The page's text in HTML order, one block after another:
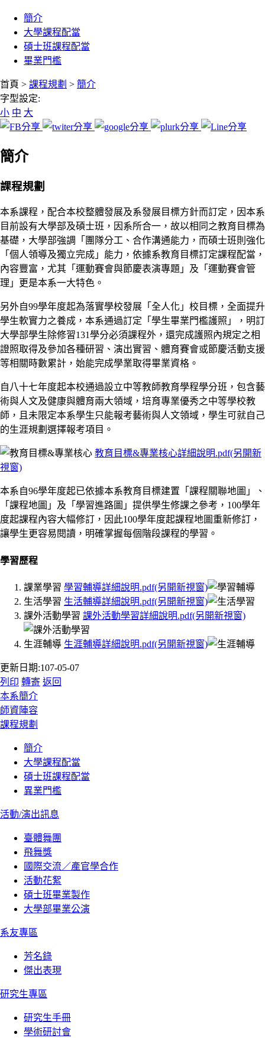
簡介
大學課程配當
碩士班課程配當
畢業門檻
:::
首頁 > 課程規劃 > 簡介
字型設定:
小 中 大
簡介
課程規劃
本系課程，配合本校整體發展及系發展目標方針而訂定，因本系
目前設有大學部及碩士班，因系所合一，故以相同之教育目標為
基礎，大學部強調「團隊分工、合作溝通能力，而碩士班則強化
「個人領導及獨立完成」能力，依據系教育目標訂定課程配當，
內容豐富，尤其「運動賽會與節慶表演專題」及「運動賽會管
理」更是本系一大特色。
另外自99學年度起為落實學校發展「全人化」校目標，全面提升
學生軟實力之養成，本系通過訂定「學生畢業門檻護照」，明訂
大學部學生除修習131學分必須課程外，還完成護照內規定之相
證照取得及參加各種研習、演出實習、體育賽會或節慶活動支援
等相關時數累計，始能完成學業取得畢業資格。
自八十七年度起本校通過設立中等教師教育學程學分班，包含藝
術與人文及健康與體育兩大領域，培育專業優秀之中等學校教
師，且未限定本系學生只能報考藝術與人文領域，學生可就自己
的生涯規劃選擇報考項目。
教育目標&專業核心詳細說明.pdf(另開新
視窗)
本系自96學年度起已依據本系教育目標建置「課程關聯地圖」、
「課程地圖」及「學習進路圖」提供學生修課之參考，100學年
度起課程內容大幅修訂，因此100學年度起課程地圖重新修訂，
讓學生更容易閱讀，明確掌握每個階段課程的學習。
學習歷程
課業學習 學習輔導詳細說明.pdf(另開新視窗)
生活學習 生活輔導詳細說明.pdf(另開新視窗)
課外活動學習 課外活動學習詳細說明.pdf(另開新視窗)
生涯輔導 生涯輔導詳細說明.pdf(另開新視窗)
更新日期:107-05-07
列印 轉寄 返回
:::
本系簡介
師資陣容
課程規劃
簡介
大學課程配當
碩士班課程配當
異業門檻
活動/演出訊息
臺體舞團
飛舞獎
國際交流／產官學合作
活動花絮
碩士班畢業製作
大學部畢業公演
系友專區
芳名錄
傑出表現
研究生專區
研究生手冊
學術研討會